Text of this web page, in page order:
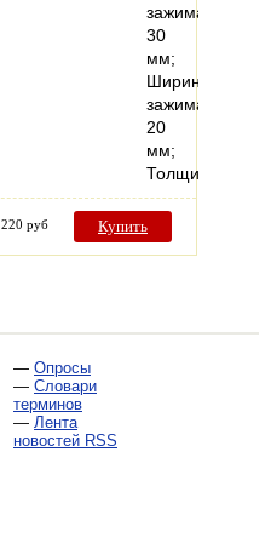
зажима
30
мм;
Ширина
зажима
20
мм;
Толщина…
220 руб Купить
— Опросы
— Словари
терминов
— Лента
новостей RSS